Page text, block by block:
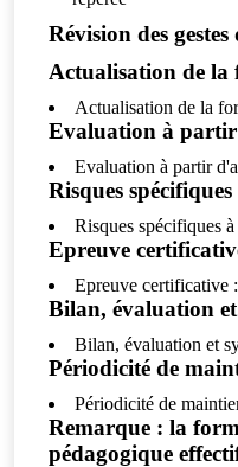
Révision des
Actualisation de
Actualisation de la
Evaluation à partir
Evaluation à partir
Risques
Risques spécifiques
Epreuve
Epreuve certificative
Bilan, évaluation
Bilan, évaluation et
Périodicité de
Périodicité de
Remarque : la
pédagogique